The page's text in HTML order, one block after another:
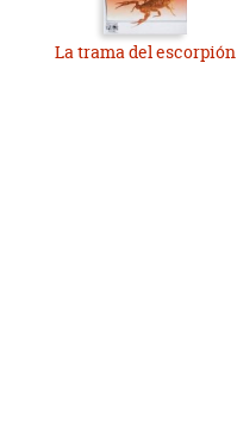
La trama del escorpión